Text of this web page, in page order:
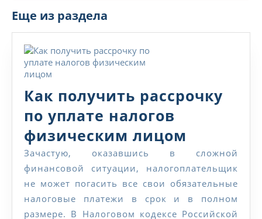
л
о
н
Еще из раздела
Как получить рассрочку
по уплате налогов
физическим лицом
по
уплате
Зачастую, оказавшись в сложной
финансовой ситуации, налогоплательщик
не может погасить все свои обязательные
налоговые платежи в срок и в полном
размере. В Налоговом кодексе Российской